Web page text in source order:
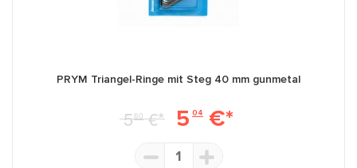
PRYM Triangel-Ringe mit Steg 40 mm gunmetal
560€* 5 04 €*
1